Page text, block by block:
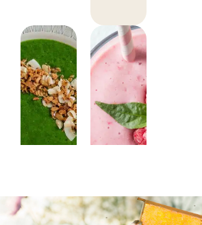
DRIKKE,
DRIKKE,